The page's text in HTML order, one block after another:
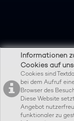
Informationen
Cookies auf
Cookies sind
bei dem Aufruf
Browser des
Diese Website
Angebot
funktionaler zu